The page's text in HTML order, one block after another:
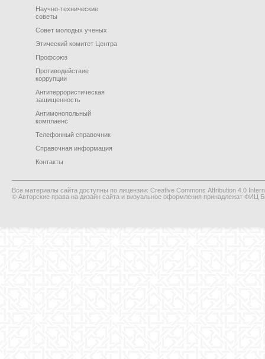
Научно-технические
советы
Совет молодых ученых
Этический комитет Центра
Профсоюз
Противодействие
коррупции
Антитеррористическая
защищенность
Антимонопольный
комплаенс
Телефонный справочник
Справочная информация
Контакты
Все материалы сайта доступны по лицензии: Creative Commons Attribution 4.0
© Авторские права на дизайн сайта и визуальное оформления принадлежат ФИЦ